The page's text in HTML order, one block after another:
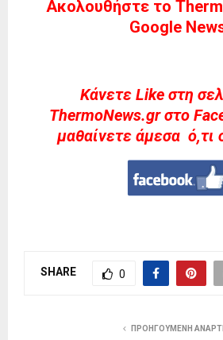
Ακολουθήστε το
Google
Kάνετε Like στη
ThermoNews.gr στο
μαθαίνετε άμεσα ό,τι
SHARE 0
ΠΡΟΗΓΟΎΜΕΝΗ